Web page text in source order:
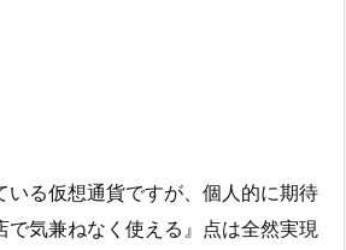
いる仮想通貨ですが、個人的に期待
で気兼ねなく使える』点は全然実現